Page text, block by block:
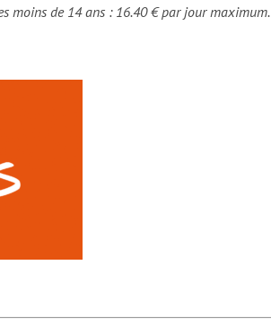
moins de 14 ans : 16.40 € par jour maximum.